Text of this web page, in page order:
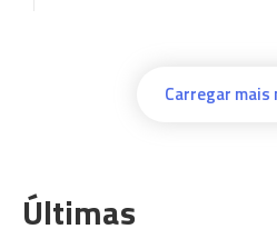
Carregar mais
Últimas